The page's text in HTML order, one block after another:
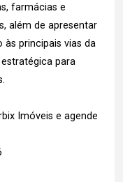
farmácias e
além de apresentar
principais vias da
para
Imóveis e agende